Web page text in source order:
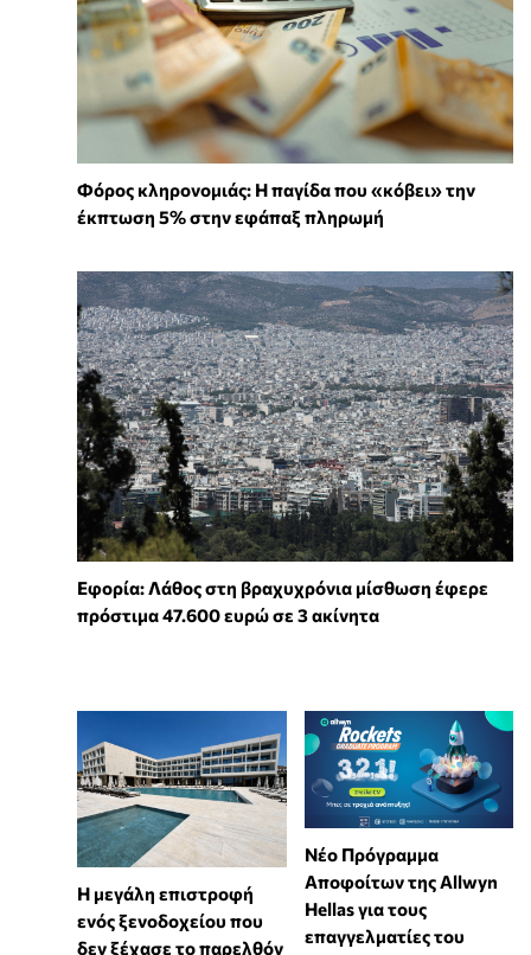
Φόρος κληρονομιάς: Η παγίδα που «κόβει» την
έκπτωση 5% στην εφάπαξ πληρωμή
Εφορία: Λάθος στη βραχυχρόνια μίσθωση έφερε
πρόστιμα 47.600 ευρώ σε 3 ακίνητα
Η μεγάλη επιστροφή
ενός ξενοδοχείου που
δεν ξέχασε το παρελθόν
Νέο Πρόγραμμα
Αποφοίτων της Allwyn
Hellas για τους
επαγγελματίες του